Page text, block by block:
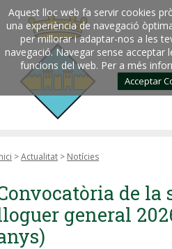
Aquest lloc web fa servir cookies
una experiència de navegació
per millorar i adaptar-nos a les
navegació. Navegar sense acceptar
funcions del web. Per a més
Acceptar
>Actualitat > Notícies
de la
general